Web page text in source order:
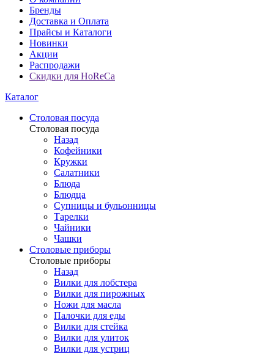
Бренды
Доставка и Оплата
Прайсы и Каталоги
Новинки
Акции
Распродажи
Скидки для HoReCa
Каталог
Столовая посуда
Столовая посуда
Назад
Кофейники
Кружки
Салатники
Блюда
Блюдца
Супницы и бульонницы
Тарелки
Чайники
Чашки
Cтоловые приборы
Cтоловые приборы
Назад
Вилки для лобстера
Вилки для пирожных
Ножи для масла
Палочки для еды
Вилки для стейка
Вилки для улиток
Вилки для устриц